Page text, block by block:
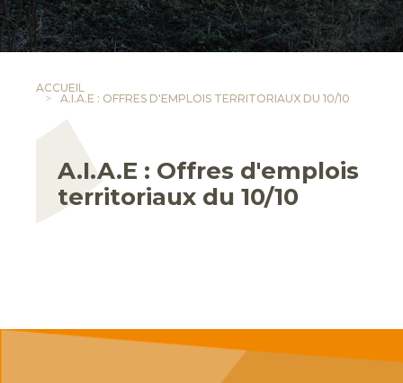
ACCUEIL
A.I.A.E : OFFRES D'EMPLOIS TERRITORIAUX DU 10/10
A.I.A.E : Offres d'emplois
territoriaux du 10/10